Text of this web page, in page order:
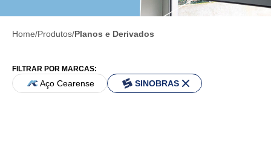
Home Produtos Planos e Derivados
FILTRAR POR MARCAS:
Aço Cearense SINOBRAS